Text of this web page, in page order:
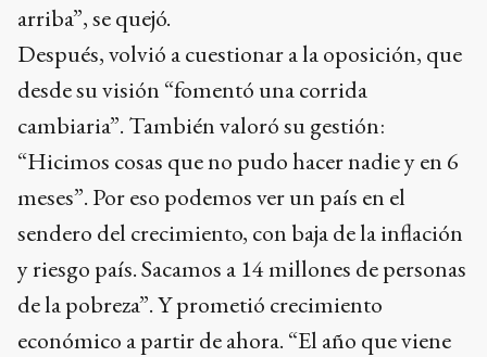
arriba”, se quejó.
Después, volvió a cuestionar a la oposición, que
desde su visión “fomentó una corrida
cambiaria”. También valoró su gestión:
“Hicimos cosas que no pudo hacer nadie y en 6
meses”. Por eso podemos ver un país en el
sendero del crecimiento, con baja de la inflación
y riesgo país. Sacamos a 14 millones de personas
de la pobreza”. Y prometió crecimiento
económico a partir de ahora. “El año que viene